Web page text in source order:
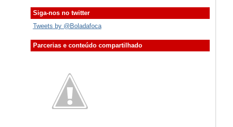
Siga-nos no twitter
Tweets by @Boladafoca
Parcerias e conteúdo compartilhado